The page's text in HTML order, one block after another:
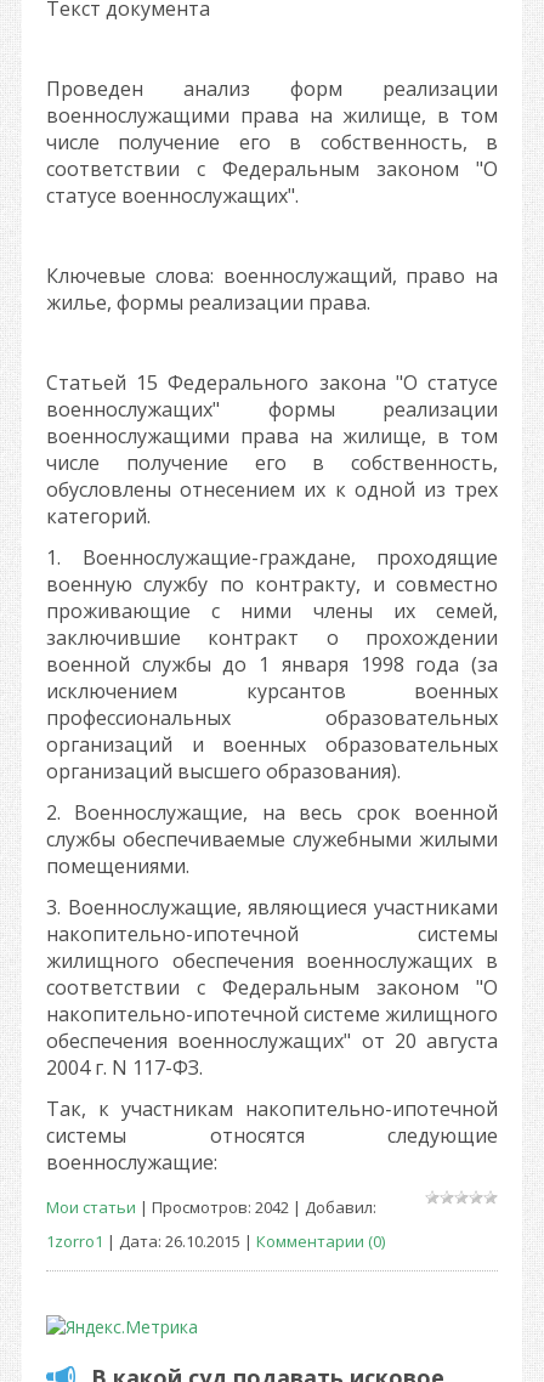
Текст документа
Проведен анализ форм реализации
военнослужащими права на жилище, в том
числе получение его в собственность, в
соответствии с Федеральным законом "О
статусе военнослужащих".
Ключевые слова: военнослужащий, право на
жилье, формы реализации права.
Статьей 15 Федерального закона "О статусе
военнослужащих" формы реализации
военнослужащими права на жилище, в том
числе получение его в собственность,
обусловлены отнесением их к одной из трех
категорий.
1. Военнослужащие-граждане, проходящие
военную службу по контракту, и совместно
проживающие с ними члены их семей,
заключившие контракт о прохождении
военной службы до 1 января 1998 года (за
исключением курсантов военных
профессиональных образовательных
организаций и военных образовательных
организаций высшего образования).
2. Военнослужащие, на весь срок военной
службы обеспечиваемые служебными жилыми
помещениями.
3. Военнослужащие, являющиеся участниками
накопительно-ипотечной системы
жилищного обеспечения военнослужащих в
соответствии с Федеральным законом "О
накопительно-ипотечной системе жилищного
обеспечения военнослужащих" от 20 августа
2004 г. N 117-ФЗ.
Так, к участникам накопительно-ипотечной
системы относятся следующие
военнослужащие:
Мои статьи | Просмотров: 2042 | Добавил:
1zorro1 | Дата: 26.10.2015 | Комментарии (0)